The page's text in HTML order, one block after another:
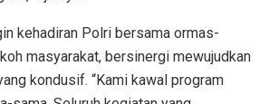
kehadiran Polri bersama ormas-
masyarakat, bersinergi mewujudkan
kondusif. “Kami kawal program